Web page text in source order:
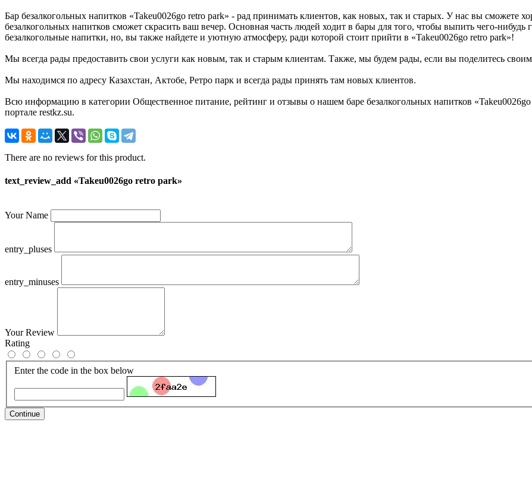
Бар безалкогольных напитков «Takeu0026go retro park» - рад принимать клиентов, как новых, так и старых. У нас вы сможете
безалкогольных напитков сможет скрасить ваш вечер. Основная часть людей ходит в бары для того, чтобы выпить чего-
безалкогольные напитки, но, вы также найдете и уютную атмосферу, ради которой стоит прийти в «Takeu0026go retro park»!
Мы всегда рады предоставить свои услуги как новым, так и старым клиентам. Также, мы будем рады, если вы поделитесь
Мы находимся по адресу Казахстан, Актобе, Ретро парк и всегда рады принять там новых клиентов.
Всю информацию в категории Общественное питание, рейтинг и отзывы о нашем баре безалкогольных напитков
портале restkz.su.
There are no reviews for this product.
text_review_add «Takeu0026go retro park»
Your Name
entry_pluses
entry_minuses
Your Review
Rating
Enter the code in the box below
Continue